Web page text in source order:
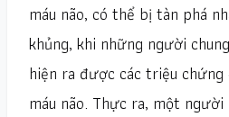
máu não, có thể bị tàn phá
khủng, khi những người
hiện ra được các triệu chứng
máu não. Thực ra, một